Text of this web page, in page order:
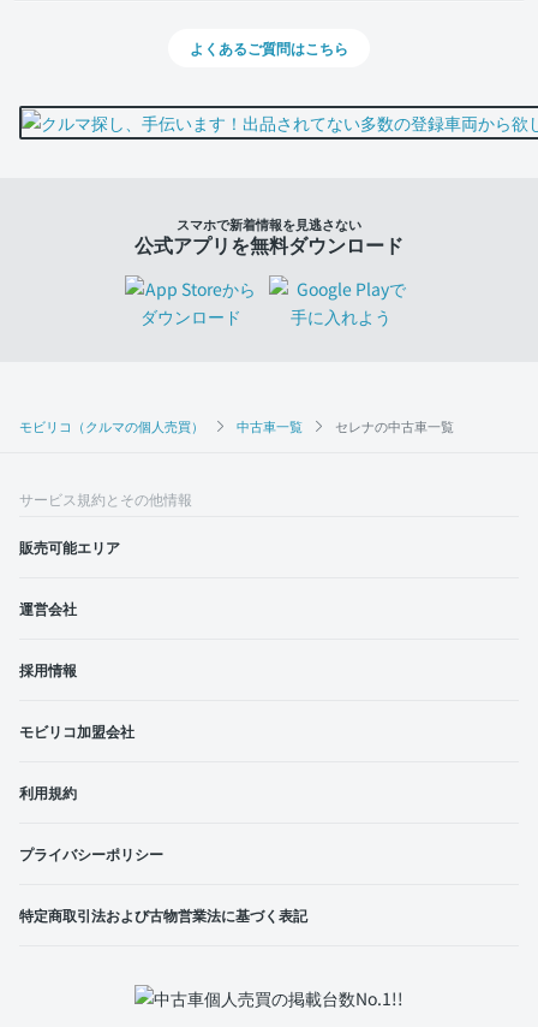
モビリコ（クルマの個人売買） 中古車一覧 セレナの中古車一覧
よくあるご質問はこちら
スマホで新着情報を見逃さない
公式アプリを無料ダウンロード
サービス規約とその他情報
販売可能エリア
運営会社
採用情報
モビリコ加盟会社
利用規約
プライバシーポリシー
特定商取引法および古物営業法に基づく表記